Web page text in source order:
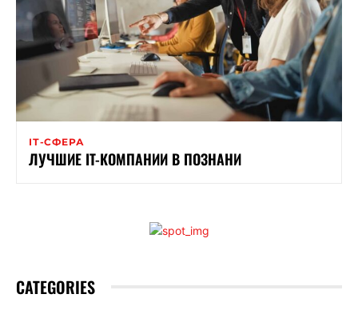
ІТ-СФЕРА
ЛУЧШИЕ IT-КОМПАНИИ В ПОЗНАНИ
CATEGORIES